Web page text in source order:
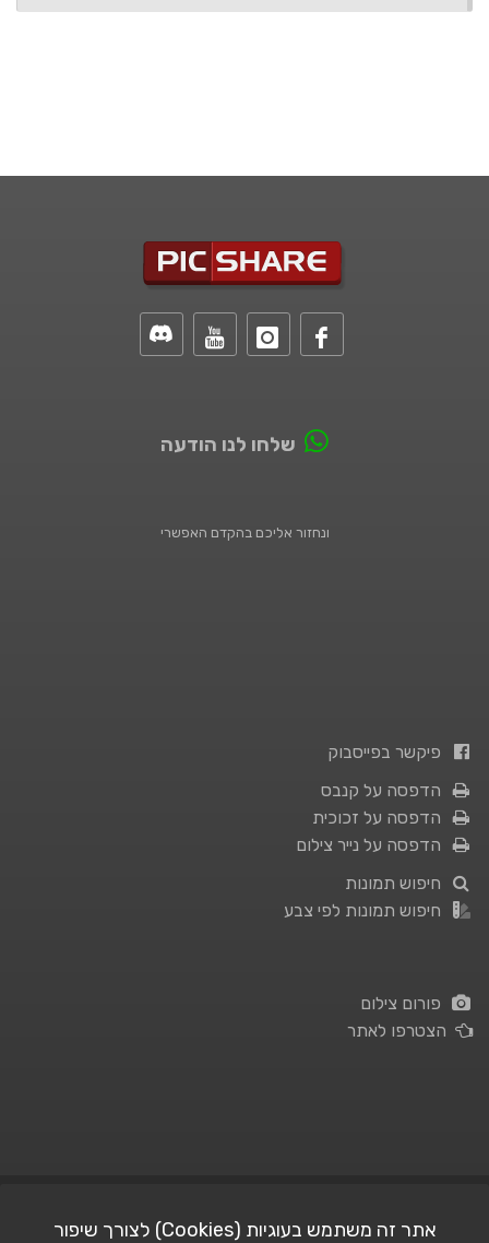
שלחו לנו הודעה
ונחזור אליכם בהקדם האפשרי
פיקשר בפייסבוק
הדפסה על קנבס
הדפסה על זכוכית
הדפסה על נייר צילום
חיפוש תמונות
חיפוש תמונות לפי צבע
פורום צילום
הצטרפו לאתר
אתר זה משתמש בעוגיות (Cookies) לצורך שיפור